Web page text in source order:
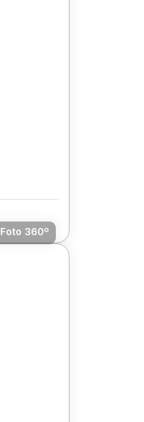
Foto 360º